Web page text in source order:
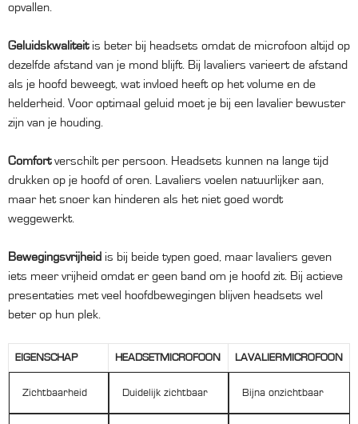
opvallen.
Geluidskwaliteitis beter bij headsets omdat de microfoon altijd op
dezelfde afstand van je mond blijft. Bij lavaliers varieert de afstand
als je hoofd beweegt, wat invloed heeft op het volume en de
helderheid. Voor optimaal geluid moet je bij een lavalier bewuster
zijn van je houding.
Comfortverschilt per persoon. Headsets kunnen na lange tijd
drukken op je hoofd of oren. Lavaliers voelen natuurlijker aan,
maar het snoer kan hinderen als het niet goed wordt
weggewerkt.
Bewegingsvrijheid is bij beide typen goed, maar lavaliers geven
iets meer vrijheid omdat er geen band om je hoofd zit. Bij actieve
presentaties met veel hoofdbewegingen blijven headsets wel
beter op hun plek.
EIGENSCHAP HEADSETMICROFOON LAVALIERMICROFOON
Zichtbaarheid Duidelijk zichtbaar Bijna onzichtbaar